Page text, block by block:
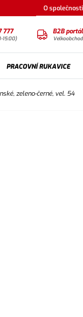
O společnosti
777
15:00)
B2B portál
Velkoobchod
PRACOVNÍ RUKAVICE
zeleno-černé, vel. 54